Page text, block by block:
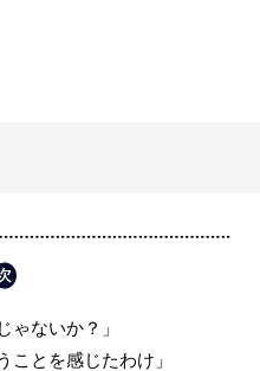
ゃないか？」
ことを感じたわけ」